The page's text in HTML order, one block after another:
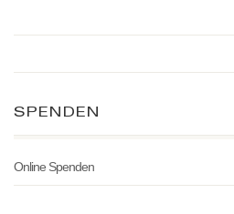
SPENDEN
Online Spenden